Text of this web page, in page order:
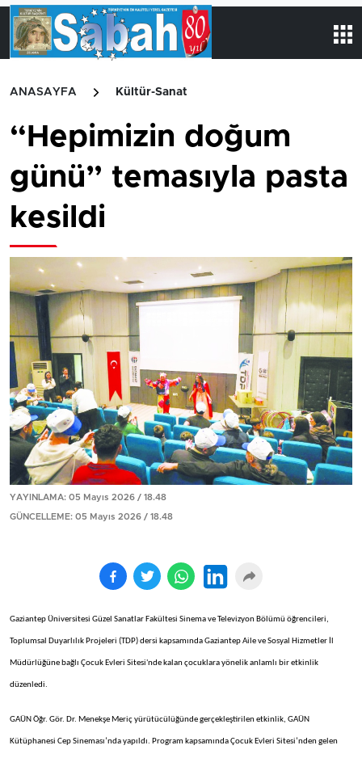
ANASAYFA Kültür-Sanat
“Hepimizin doğum
günü” temasıyla pasta
kesildi
YAYINLAMA: 05 Mayıs 2026 / 18.48
GÜNCELLEME: 05 Mayıs 2026 / 18.48
Gaziantep Üniversitesi Güzel Sanatlar Fakültesi Sinema ve Televizyon Bölümü öğrencileri,
Toplumsal Duyarlılık Projeleri (TDP) dersi kapsamında Gaziantep Aile ve Sosyal Hizmetler İl
Müdürlüğüne bağlı Çocuk Evleri Sitesi'nde kalan çocuklara yönelik anlamlı bir etkinlik
düzenledi.
GAÜN Öğr. Gör. Dr. Menekşe Meriç yürütücülüğünde gerçekleştirilen etkinlik, GAÜN
Kütüphanesi Cep Sineması’nda yapıldı. Program kapsamında Çocuk Evleri Sitesi’nden gelen